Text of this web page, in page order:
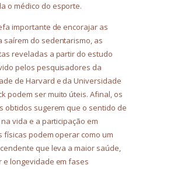
o médico do esporte.
importante de encorajar as
saírem do sedentarismo, as
reveladas a partir do estudo
pelos pesquisadores da
de Harvard e da Universidade
podem ser muito úteis. Afinal, os
obtidos sugerem que o sentido de
vida e a participação em
físicas podem operar como um
que leva a maior saúde,
e longevidade em fases